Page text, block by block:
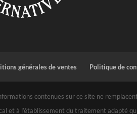
générales de ventes Politique de
contenues sur ce site ne
et à l’établissement du traitement adapté